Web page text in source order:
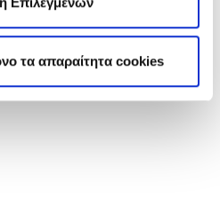
τα απαραίτητα cookies